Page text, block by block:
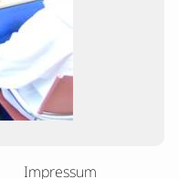
Impressum